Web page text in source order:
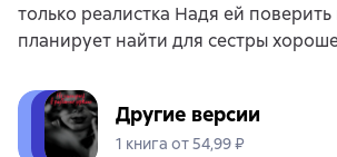
только реалистка Надя ей
планирует найти для сестры
Другие версии
1 книга от 54,99 ₽